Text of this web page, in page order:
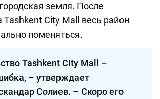
земля. После
Tashkent City Mall весь район
поменяться.
Tashkent City Mall –
– утверждает
Солиев. – Скоро его